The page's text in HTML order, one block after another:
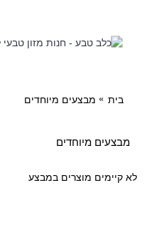
בית מבצעים מיוחדים
מבצעים מיוחדים
לא קיימים מוצרים במבצע